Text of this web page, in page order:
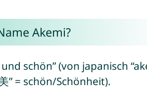
Akemi?
schön” (von japanisch
” = schön/Schönheit).